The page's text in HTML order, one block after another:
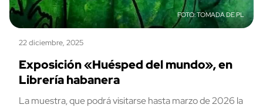
TOMADA DE PL
22 diciembre, 2025
Exposición «Huésped del mundo», en
Librería habanera
La muestra, que podrá visitarse hasta marzo de 2026 la